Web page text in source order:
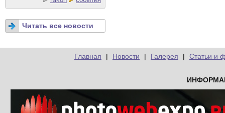
Читать все новости
Главная | Новости | Галерея | Статьи и